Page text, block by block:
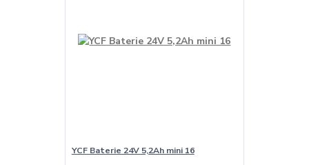
YCF Baterie 24V 5,2Ah mini 16